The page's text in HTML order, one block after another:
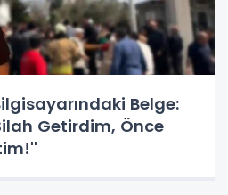
Belge:
Getirdim, Önce